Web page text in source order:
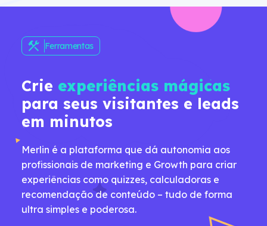
Ferramentas
Crie experiências mágicas
para seus visitantes e leads
em minutos
Merlin é a plataforma que dá autonomia aos
profissionais de marketing e Growth para criar
experiências como quizzes, calculadoras e
recomendação de conteúdo – tudo de forma
ultra simples e poderosa.